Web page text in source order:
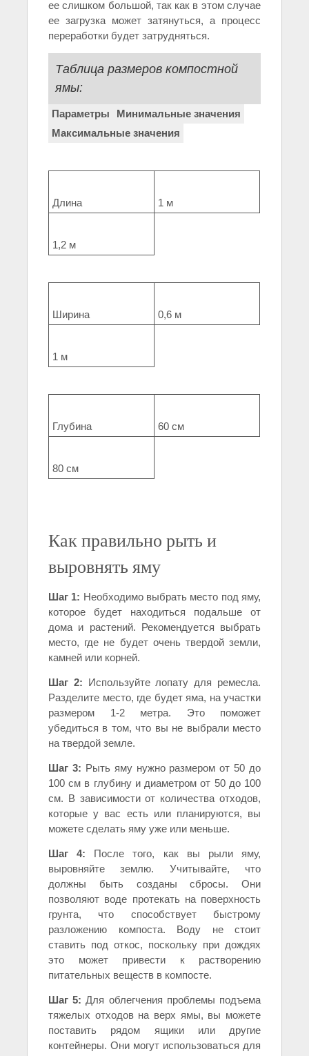
ее слишком большой, так как в этом случае
ее загрузка может затянуться, а процесс
переработки будет затрудняться.
Таблица размеров компостной
ямы:
Параметры
Минимальные значения
Максимальные значения
Длина 1 м
1,2 м
Ширина 0,6 м
1 м
Глубина 60 см
80 см
Как правильно рыть и
выровнять яму
Шаг 1: Необходимо выбрать место под яму,
которое будет находиться подальше от
дома и растений. Рекомендуется выбрать
место, где не будет очень твердой земли,
камней или корней.
Шаг 2: Используйте лопату для ремесла.
Разделите место, где будет яма, на участки
размером 1-2 метра. Это поможет
убедиться в том, что вы не выбрали место
на твердой земле.
Шаг 3: Рыть яму нужно размером от 50 до
100 см в глубину и диаметром от 50 до 100
см. В зависимости от количества отходов,
которые у вас есть или планируются, вы
можете сделать яму уже или меньше.
Шаг 4: После того, как вы рыли яму,
выровняйте землю. Учитывайте, что
должны быть созданы сбросы. Они
позволяют воде протекать на поверхность
грунта, что способствует быстрому
разложению компоста. Воду не стоит
ставить под откос, поскольку при дождях
это может привести к растворению
питательных веществ в компосте.
Шаг 5: Для облегчения проблемы подъема
тяжелых отходов на верх ямы, вы можете
поставить рядом ящики или другие
контейнеры. Они могут использоваться для